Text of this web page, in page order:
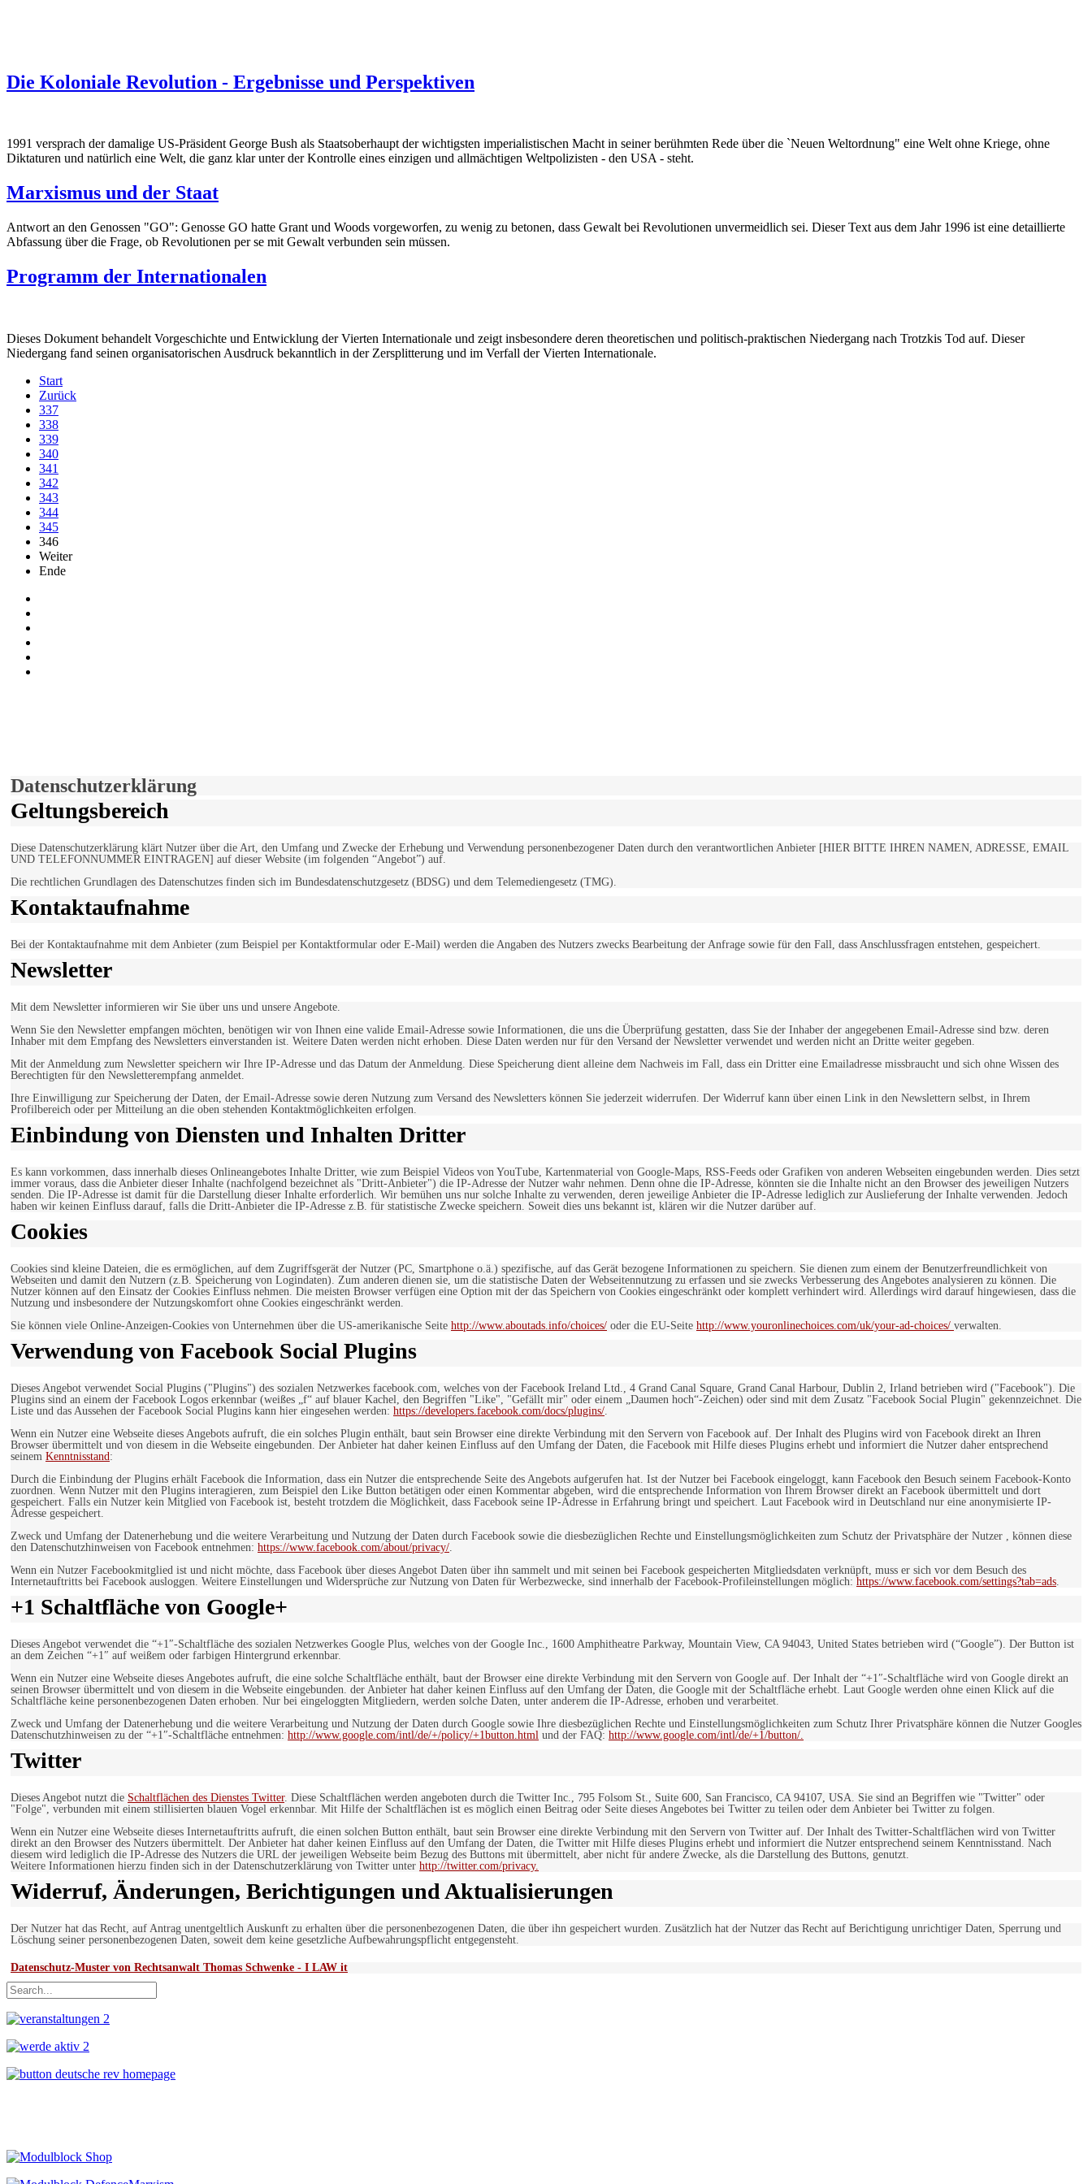
Die Koloniale Revolution - Ergebnisse und Perspektiven
1991 versprach der damalige US-Präsident George Bush als Staatsoberhaupt der wichtigsten imperialistischen Macht in seiner berühmten Rede über die `Neuen Weltordnung" eine Welt ohne Kriege, ohne
Diktaturen und natürlich eine Welt, die ganz klar unter der Kontrolle eines einzigen und allmächtigen Weltpolizisten - den USA - steht.
Marxismus und der Staat
Antwort an den Genossen "GO": Genosse GO hatte Grant und Woods vorgeworfen, zu wenig zu betonen, dass Gewalt bei Revolutionen unvermeidlich sei. Dieser Text aus dem Jahr 1996 ist eine detaillierte
Abfassung über die Frage, ob Revolutionen per se mit Gewalt verbunden sein müssen.
Programm der Internationalen
Dieses Dokument behandelt Vorgeschichte und Entwicklung der Vierten Internationale und zeigt insbesondere deren theoretischen und politisch-praktischen Niedergang nach Trotzkis Tod auf. Dieser
Niedergang fand seinen organisatorischen Ausdruck bekanntlich in der Zersplitterung und im Verfall der Vierten Internationale.
Start
Zurück
337
338
339
340
341
342
343
344
345
346
Weiter
Ende
Datenschutzerklärung
Geltungsbereich
Diese Datenschutzerklärung klärt Nutzer über die Art, den Umfang und Zwecke der Erhebung und Verwendung personenbezogener Daten durch den verantwortlichen Anbieter [HIER BITTE IHREN NAMEN, ADRESSE, EMAIL
UND TELEFONNUMMER EINTRAGEN] auf dieser Website (im folgenden “Angebot”) auf.
Die rechtlichen Grundlagen des Datenschutzes finden sich im Bundesdatenschutzgesetz (BDSG) und dem Telemediengesetz (TMG).
Kontaktaufnahme
Bei der Kontaktaufnahme mit dem Anbieter (zum Beispiel per Kontaktformular oder E-Mail) werden die Angaben des Nutzers zwecks Bearbeitung der Anfrage sowie für den Fall, dass Anschlussfragen entstehen, gespeichert.
Newsletter
Mit dem Newsletter informieren wir Sie über uns und unsere Angebote.
Wenn Sie den Newsletter empfangen möchten, benötigen wir von Ihnen eine valide Email-Adresse sowie Informationen, die uns die Überprüfung gestatten, dass Sie der Inhaber der angegebenen Email-Adresse sind bzw. deren
Inhaber mit dem Empfang des Newsletters einverstanden ist. Weitere Daten werden nicht erhoben. Diese Daten werden nur für den Versand der Newsletter verwendet und werden nicht an Dritte weiter gegeben.
Mit der Anmeldung zum Newsletter speichern wir Ihre IP-Adresse und das Datum der Anmeldung. Diese Speicherung dient alleine dem Nachweis im Fall, dass ein Dritter eine Emailadresse missbraucht und sich ohne Wissen des
Berechtigten für den Newsletterempfang anmeldet.
Ihre Einwilligung zur Speicherung der Daten, der Email-Adresse sowie deren Nutzung zum Versand des Newsletters können Sie jederzeit widerrufen. Der Widerruf kann über einen Link in den Newslettern selbst, in Ihrem
Profilbereich oder per Mitteilung an die oben stehenden Kontaktmöglichkeiten erfolgen.
Einbindung von Diensten und Inhalten Dritter
Es kann vorkommen, dass innerhalb dieses Onlineangebotes Inhalte Dritter, wie zum Beispiel Videos von YouTube, Kartenmaterial von Google-Maps, RSS-Feeds oder Grafiken von anderen Webseiten eingebunden werden. Dies setzt
immer voraus, dass die Anbieter dieser Inhalte (nachfolgend bezeichnet als "Dritt-Anbieter") die IP-Adresse der Nutzer wahr nehmen. Denn ohne die IP-Adresse, könnten sie die Inhalte nicht an den Browser des jeweiligen Nutzers
senden. Die IP-Adresse ist damit für die Darstellung dieser Inhalte erforderlich. Wir bemühen uns nur solche Inhalte zu verwenden, deren jeweilige Anbieter die IP-Adresse lediglich zur Auslieferung der Inhalte verwenden. Jedoch
haben wir keinen Einfluss darauf, falls die Dritt-Anbieter die IP-Adresse z.B. für statistische Zwecke speichern. Soweit dies uns bekannt ist, klären wir die Nutzer darüber auf.
Cookies
Cookies sind kleine Dateien, die es ermöglichen, auf dem Zugriffsgerät der Nutzer (PC, Smartphone o.ä.) spezifische, auf das Gerät bezogene Informationen zu speichern. Sie dienen zum einem der Benutzerfreundlichkeit von
Webseiten und damit den Nutzern (z.B. Speicherung von Logindaten). Zum anderen dienen sie, um die statistische Daten der Webseitennutzung zu erfassen und sie zwecks Verbesserung des Angebotes analysieren zu können. Die
Nutzer können auf den Einsatz der Cookies Einfluss nehmen. Die meisten Browser verfügen eine Option mit der das Speichern von Cookies eingeschränkt oder komplett verhindert wird. Allerdings wird darauf hingewiesen, dass die
Nutzung und insbesondere der Nutzungskomfort ohne Cookies eingeschränkt werden.
Sie können viele Online-Anzeigen-Cookies von Unternehmen über die US-amerikanische Seite http://www.aboutads.info/choices/ oder die EU-Seite http://www.youronlinechoices.com/uk/your-ad-choices/ verwalten.
Verwendung von Facebook Social Plugins
Dieses Angebot verwendet Social Plugins ("Plugins") des sozialen Netzwerkes facebook.com, welches von der Facebook Ireland Ltd., 4 Grand Canal Square, Grand Canal Harbour, Dublin 2, Irland betrieben wird ("Facebook"). Die
Plugins sind an einem der Facebook Logos erkennbar (weißes „f“ auf blauer Kachel, den Begriffen "Like", "Gefällt mir" oder einem „Daumen hoch“-Zeichen) oder sind mit dem Zusatz "Facebook Social Plugin" gekennzeichnet. Die
Liste und das Aussehen der Facebook Social Plugins kann hier eingesehen werden: https://developers.facebook.com/docs/plugins/
Wenn ein Nutzer eine Webseite dieses Angebots aufruft, die ein solches Plugin enthält, baut sein Browser eine direkte Verbindung mit den Servern von Facebook auf. Der Inhalt des Plugins wird von Facebook direkt an Ihren
Browser übermittelt und von diesem in die Webseite eingebunden. Der Anbieter hat daher keinen Einfluss auf den Umfang der Daten, die Facebook mit Hilfe dieses Plugins erhebt und informiert die Nutzer daher entsprechend
seinem Kenntnisstand :
Durch die Einbindung der Plugins erhält Facebook die Information, dass ein Nutzer die entsprechende Seite des Angebots aufgerufen hat. Ist der Nutzer bei Facebook eingeloggt, kann Facebook den Besuch seinem Facebook-Konto
zuordnen. Wenn Nutzer mit den Plugins interagieren, zum Beispiel den Like Button betätigen oder einen Kommentar abgeben, wird die entsprechende Information von Ihrem Browser direkt an Facebook übermittelt und dort
gespeichert. Falls ein Nutzer kein Mitglied von Facebook ist, besteht trotzdem die Möglichkeit, dass Facebook seine IP-Adresse in Erfahrung bringt und speichert. Laut Facebook wird in Deutschland nur eine anonymisierte IP-
Adresse gespeichert.
Zweck und Umfang der Datenerhebung und die weitere Verarbeitung und Nutzung der Daten durch Facebook sowie die diesbezüglichen Rechte und Einstellungsmöglichkeiten zum Schutz der Privatsphäre der Nutzer , können diese
den Datenschutzhinweisen von Facebook entnehmen: https://www.facebook.com/about/privacy/
Wenn ein Nutzer Facebookmitglied ist und nicht möchte, dass Facebook über dieses Angebot Daten über ihn sammelt und mit seinen bei Facebook gespeicherten Mitgliedsdaten verknüpft, muss er sich vor dem Besuch des
Internetauftritts bei Facebook ausloggen. Weitere Einstellungen und Widersprüche zur Nutzung von Daten für Werbezwecke, sind innerhalb der Facebook-Profileinstellungen möglich: https://www.facebook.com/settings?tab=ads
+1 Schaltfläche von Google+
Dieses Angebot verwendet die “+1″-Schaltfläche des sozialen Netzwerkes Google Plus, welches von der Google Inc., 1600 Amphitheatre Parkway, Mountain View, CA 94043, United States betrieben wird (“Google”). Der Button ist
an dem Zeichen “+1″ auf weißem oder farbigen Hintergrund erkennbar.
Wenn ein Nutzer eine Webseite dieses Angebotes aufruft, die eine solche Schaltfläche enthält, baut der Browser eine direkte Verbindung mit den Servern von Google auf. Der Inhalt der “+1″-Schaltfläche wird von Google direkt an
seinen Browser übermittelt und von diesem in die Webseite eingebunden. der Anbieter hat daher keinen Einfluss auf den Umfang der Daten, die Google mit der Schaltfläche erhebt. Laut Google werden ohne einen Klick auf die
Schaltfläche keine personenbezogenen Daten erhoben. Nur bei eingeloggten Mitgliedern, werden solche Daten, unter anderem die IP-Adresse, erhoben und verarbeitet.
Zweck und Umfang der Datenerhebung und die weitere Verarbeitung und Nutzung der Daten durch Google sowie Ihre diesbezüglichen Rechte und Einstellungsmöglichkeiten zum Schutz Ihrer Privatsphäre können die Nutzer Googles
Datenschutzhinweisen zu der “+1″-Schaltfläche entnehmen: http://www.google.com/intl/de/+/policy/+1button.html und der FAQ: http://www.google.com/intl/de/+1/button/.
Twitter
Dieses Angebot nutzt die Schaltflächen des Dienstes Twitter. Diese Schaltflächen werden angeboten durch die Twitter Inc., 795 Folsom St., Suite 600, San Francisco, CA 94107, USA. Sie sind an Begriffen wie "Twitter" oder
"Folge", verbunden mit einem stillisierten blauen Vogel erkennbar. Mit Hilfe der Schaltflächen ist es möglich einen Beitrag oder Seite dieses Angebotes bei Twitter zu teilen oder dem Anbieter bei Twitter zu folgen.
Wenn ein Nutzer eine Webseite dieses Internetauftritts aufruft, die einen solchen Button enthält, baut sein Browser eine direkte Verbindung mit den Servern von Twitter auf. Der Inhalt des Twitter-Schaltflächen wird von Twitter
direkt an den Browser des Nutzers übermittelt. Der Anbieter hat daher keinen Einfluss auf den Umfang der Daten, die Twitter mit Hilfe dieses Plugins erhebt und informiert die Nutzer entsprechend seinem Kenntnisstand. Nach
diesem wird lediglich die IP-Adresse des Nutzers die URL der jeweiligen Webseite beim Bezug des Buttons mit übermittelt, aber nicht für andere Zwecke, als die Darstellung des Buttons, genutzt.
Weitere Informationen hierzu finden sich in der Datenschutzerklärung von Twitter unter http://twitter.com/privacy.
Widerruf, Änderungen, Berichtigungen und Aktualisierungen
Der Nutzer hat das Recht, auf Antrag unentgeltlich Auskunft zu erhalten über die personenbezogenen Daten, die über ihn gespeichert wurden. Zusätzlich hat der Nutzer das Recht auf Berichtigung unrichtiger Daten, Sperrung und
Löschung seiner personenbezogenen Daten, soweit dem keine gesetzliche Aufbewahrungspflicht entgegensteht.
Datenschutz-Muster von Rechtsanwalt Thomas Schwenke - I LAW it